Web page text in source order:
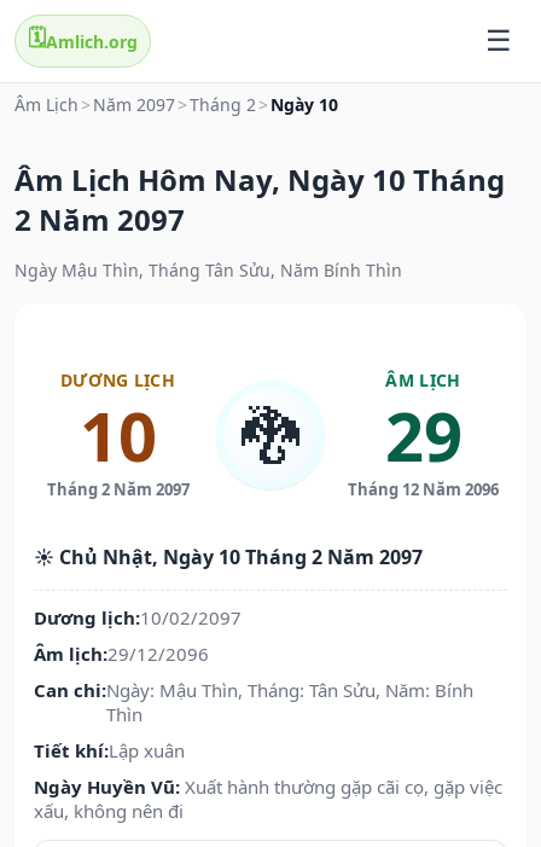
🗓️Amlich.org
Âm Lịch > Năm 2097>Tháng 2> Ngày 10
Âm Lịch Hôm Nay, Ngày 10 Tháng
2 Năm 2097
Ngày Mậu Thìn, Tháng Tân Sửu, Năm Bính Thìn
DƯƠNG LỊCH
10
Tháng 2 Năm 2097
🐉
ÂM LỊCH
29
Tháng 12 Năm 2096
☀️ Chủ Nhật, Ngày 10 Tháng 2 Năm 2097
Dương lịch:10/02/2097
Âm lịch:29/12/2096
Can chi:Ngày: Mậu Thìn, Tháng: Tân Sửu, Năm: Bính
Thìn
Tiết khí:Lập xuân
Ngày Huyền Vũ: Xuất hành thường gặp cãi cọ, gặp việc
xấu, không nên đi